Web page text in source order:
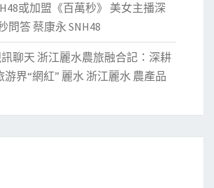
或加盟《百萬秒》 美女主播深
問答 蔡康永 SNH48
聊天 浙江麗水農旅融合記：深耕
游界“網紅” 麗水 浙江麗水 農產品